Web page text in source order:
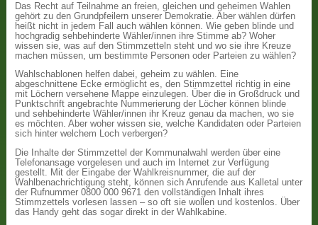
Das Recht auf Teilnahme an freien, gleichen und geheimen Wahlen
gehört zu den Grundpfeilern unserer Demokratie. Aber wählen dürfen
heißt nicht in jedem Fall auch wählen können. Wie geben blinde und
hochgradig sehbehinderte Wähler/innen ihre Stimme ab? Woher
wissen sie, was auf den Stimmzetteln steht und wo sie ihre Kreuze
machen müssen, um bestimmte Personen oder Parteien zu wählen?
Wahlschablonen helfen dabei, geheim zu wählen. Eine
abgeschnittene Ecke ermöglicht es, den Stimmzettel richtig in eine
mit Löchern versehene Mappe einzulegen. Über die in Großdruck und
Punktschrift angebrachte Nummerierung der Löcher können blinde
und sehbehinderte Wähler/innen ihr Kreuz genau da machen, wo sie
es möchten. Aber woher wissen sie, welche Kandidaten oder Parteien
sich hinter welchem Loch verbergen?
Die Inhalte der Stimmzettel der Kommunalwahl werden über eine
Telefonansage vorgelesen und auch im Internet zur Verfügung
gestellt. Mit der Eingabe der Wahlkreisnummer, die auf der
Wahlbenachrichtigung steht, können sich Anrufende aus Kalletal unter
der Rufnummer 0800 000 9671 den vollständigen Inhalt ihres
Stimmzettels vorlesen lassen – so oft sie wollen und kostenlos. Über
das Handy geht das sogar direkt in der Wahlkabine.